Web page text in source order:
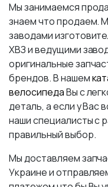
Мы занимаемся
знаем что продаем.
заводами
ХВЗ и ведущими
оригинальные
брендов. В нашем
велосипедаВы с
деталь, а если у Вас
наши специалисты с
правильный выбор.
Мы доставляем
Украине и